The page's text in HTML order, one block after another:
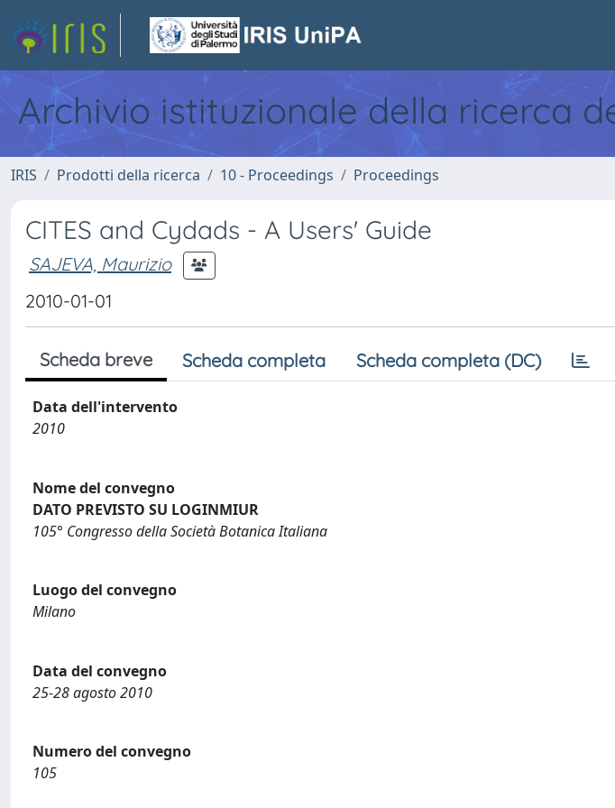
Archivio istituzionale della ricerca
IRIS Prodotti della ricerca 10 - Proceedings Proceedings
CITES and Cydads - A Users' Guide
SAJEVA, Maurizio
2010-01-01
Scheda breve Scheda completa Scheda completa (DC)
Data dell'intervento
2010
Nome del convegno
DATO PREVISTO SU LOGINMIUR
105° Congresso della Società Botanica Italiana
Luogo del convegno
Milano
Data del convegno
25-28 agosto 2010
Numero del convegno
105